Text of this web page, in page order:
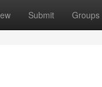
Submit Groups